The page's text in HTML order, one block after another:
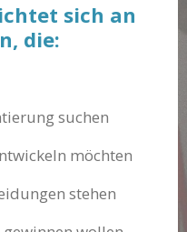
sich an
die:
suchen
möchten
stehen